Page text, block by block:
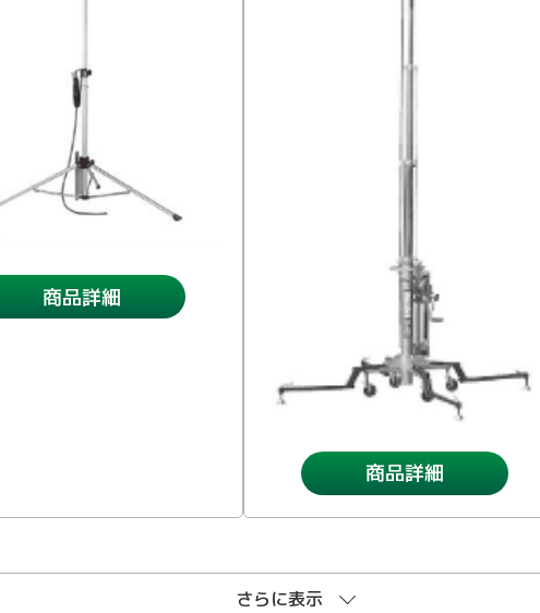
商品詳細
商品詳細
さらに表示